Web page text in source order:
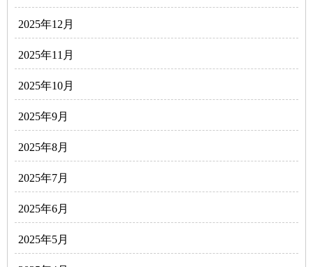
2025年12月
2025年11月
2025年10月
2025年9月
2025年8月
2025年7月
2025年6月
2025年5月